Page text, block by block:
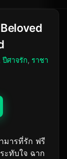
ปีศาจรัก, ราชา
มารที่รัก ฟรี
ะทับใจ ฉาก